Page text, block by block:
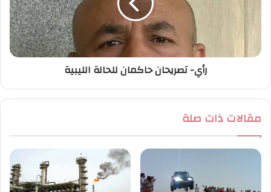
رأي- تصريحان حاكمان للحالة الليبية
مقالات ذات صلة